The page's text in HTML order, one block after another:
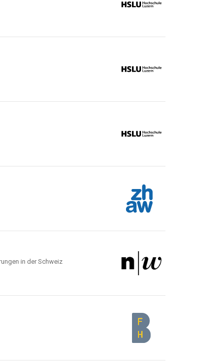
in der Schweiz